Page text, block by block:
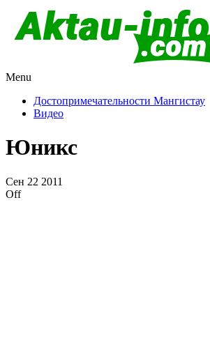
Menu
Достопримечательности Мангистау
Видео
Юникс
Сен 22 2011
Off